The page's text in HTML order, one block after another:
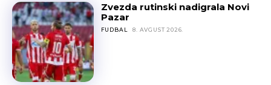
Zvezda rutinski nadigrala Novi
Pazar
FUDBAL 8. AVGUST 2026.